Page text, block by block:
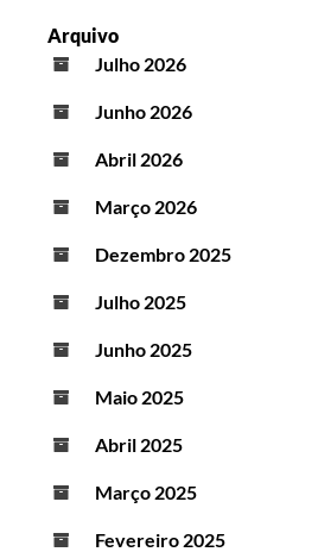
Arquivo
Julho 2026
Junho 2026
Abril 2026
Março 2026
Dezembro 2025
Julho 2025
Junho 2025
Maio 2025
Abril 2025
Março 2025
Fevereiro 2025